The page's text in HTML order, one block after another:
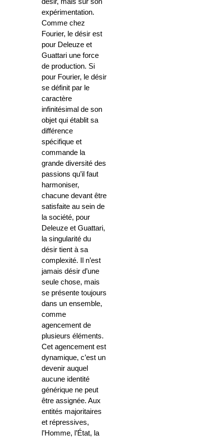
expérimentation.
Comme chez
Fourier, le désir est
pour Deleuze et
Guattari une force
de production. Si
pour Fourier, le désir
se définit par le
caractère
infinitésimal de son
objet qui établit sa
différence
spécifique et
commande la
grande diversité des
passions qu’il faut
harmoniser,
chacune devant être
satisfaite au sein de
la société, pour
Deleuze et Guattari,
la singularité du
désir tient à sa
complexité. Il n’est
jamais désir d’une
seule chose, mais
se présente toujours
dans un ensemble,
comme
agencement de
plusieurs éléments.
Cet agencement est
dynamique, c’est un
devenir auquel
aucune identité
générique ne peut
être assignée. Aux
entités majoritaires
et répressives,
l’Homme, l’État, la